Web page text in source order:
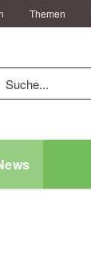
Themen